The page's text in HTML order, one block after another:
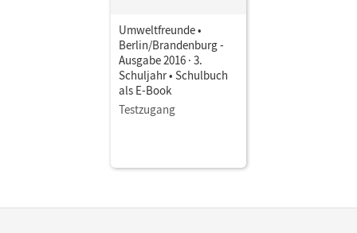
Umweltfreunde •
Berlin/Brandenburg -
Ausgabe 2016 · 3.
Schuljahr • Schulbuch
als E-Book
Testzugang